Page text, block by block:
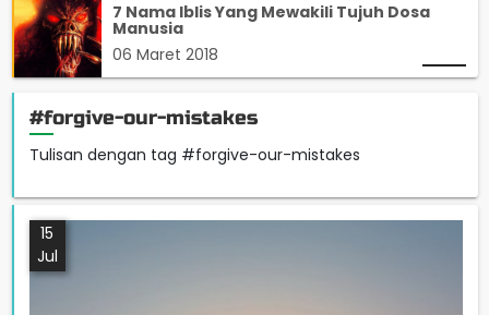
7 Nama Iblis Yang Mewakili Tujuh Dosa
Manusia
06 Maret 2018
#forgive-our-mistakes
Tulisan dengan tag #forgive-our-mistakes
15
Jul